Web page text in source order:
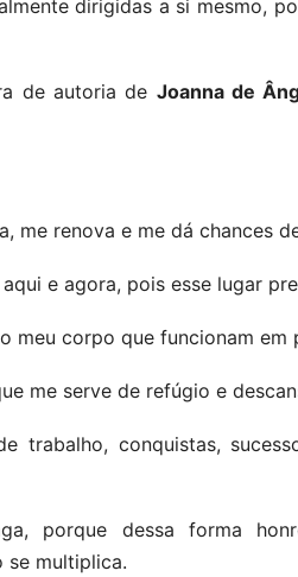
dirigidas a si mesmo,
de autoria de Joanna de
me renova e me dá chances
e agora, pois esse lugar
meu corpo que funcionam em
me serve de refúgio e
trabalho, conquistas,
porque dessa forma
se multiplica.